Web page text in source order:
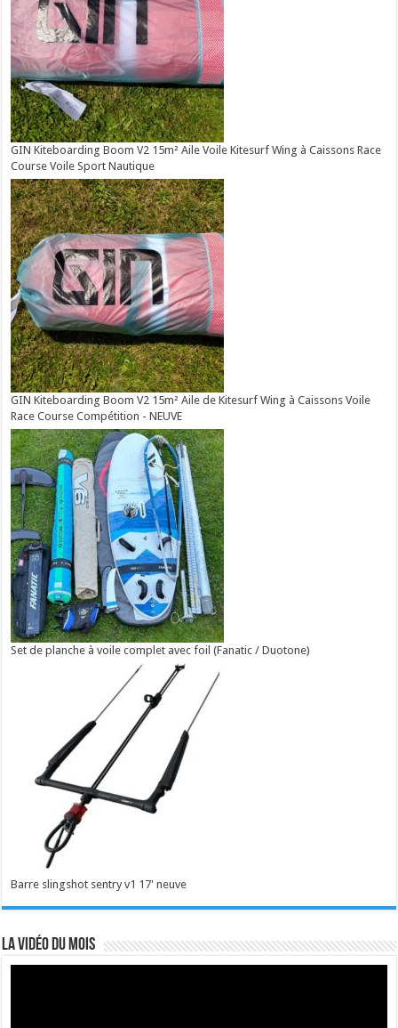
GIN Kiteboarding Boom V2 15m² Aile Voile Kitesurf Wing à Caissons Race
Course Voile Sport Nautique
GIN Kiteboarding Boom V2 15m² Aile de Kitesurf Wing à Caissons Voile
Race Course Compétition - NEUVE
Set de planche à voile complet avec foil (Fanatic / Duotone)
Barre slingshot sentry v1 17' neuve
La vidéo du mois